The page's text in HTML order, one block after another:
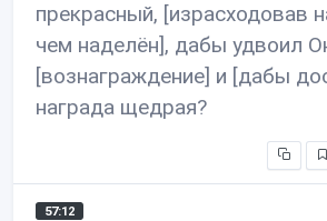
прекрасный, [израсходовав
чем наделён], дабы удвоил
[вознаграждение] и [дабы
награда щедрая?
57:12